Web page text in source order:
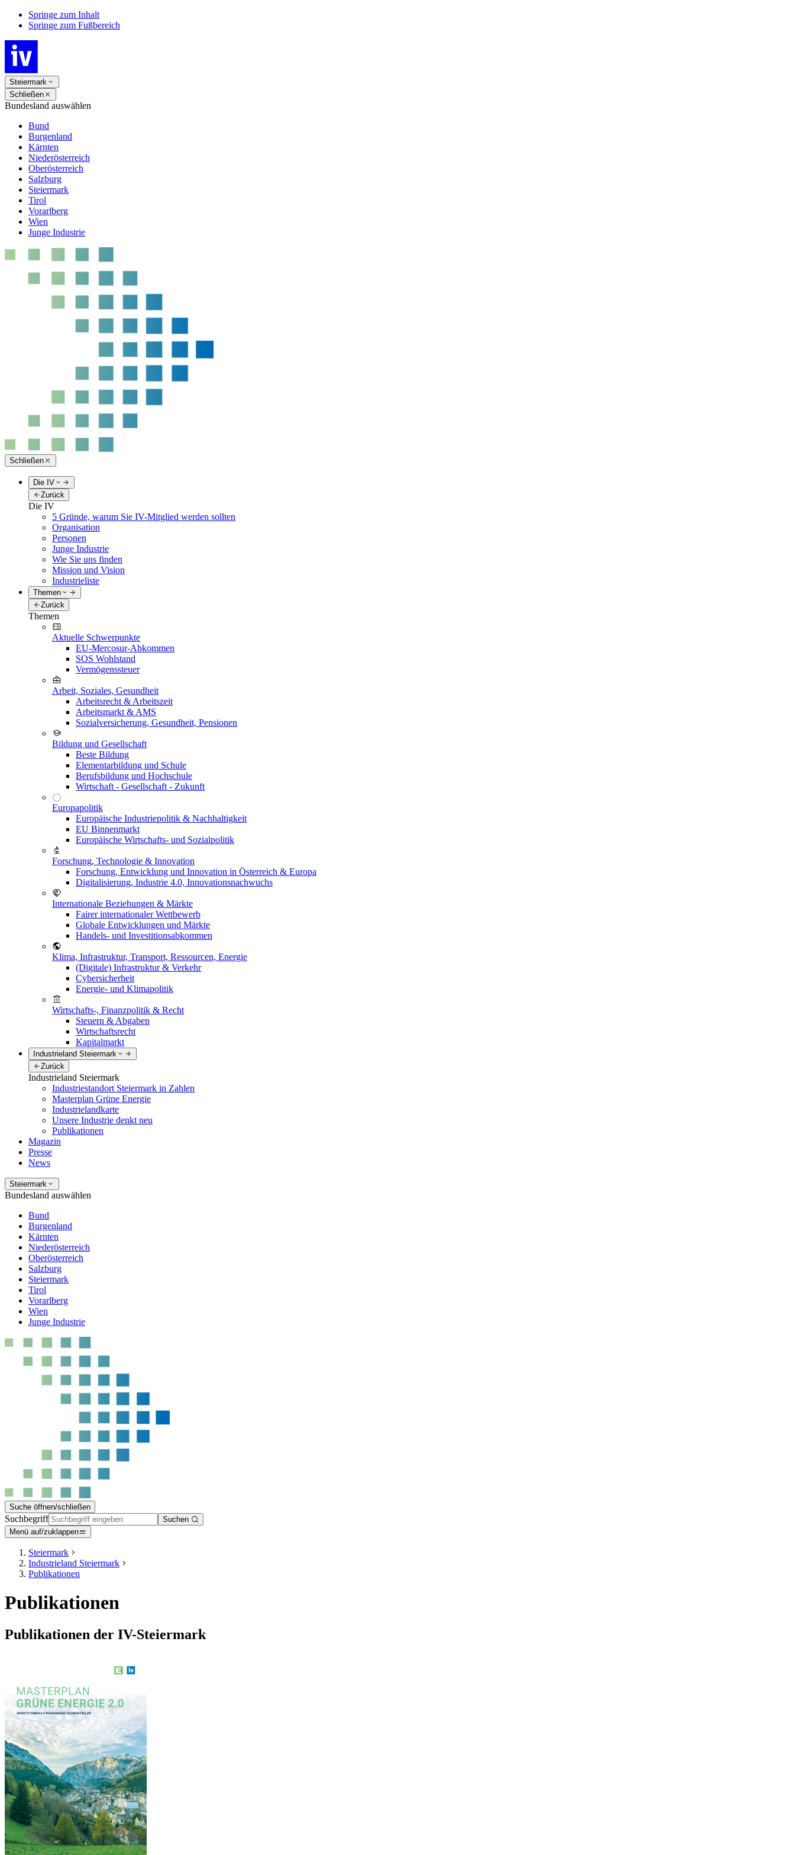
Springe zum Inhalt
Springe zum Fußbereich
Steiermark
Schließen
Bundesland auswählen
Bund
Burgenland
Kärnten
Niederösterreich
Oberösterreich
Salzburg
Steiermark
Tirol
Vorarlberg
Wien
Junge Industrie
Schließen
Die IV
Zurück
Die IV
5 Gründe, warum Sie IV-Mitglied werden sollten
Organisation
Personen
Junge Industrie
Wie Sie uns finden
Mission und Vision
Industrieliste
Themen
Zurück
Themen
Aktuelle Schwerpunkte
EU-Mercosur-Abkommen
SOS Wohlstand
Vermögenssteuer
Arbeit, Soziales, Gesundheit
Arbeitsrecht & Arbeitszeit
Arbeitsmarkt & AMS
Sozialversicherung, Gesundheit, Pensionen
Bildung und Gesellschaft
Beste Bildung
Elementarbildung und Schule
Berufsbildung und Hochschule
Wirtschaft - Gesellschaft - Zukunft
Europapolitik
Europäische Industriepolitik & Nachhaltigkeit
EU Binnenmarkt
Europäische Wirtschafts- und Sozialpolitik
Forschung, Technologie & Innovation
Forschung, Entwicklung und Innovation in Österreich & Europa
Digitalisierung, Industrie 4.0, Innovationsnachwuchs
Internationale Beziehungen & Märkte
Fairer internationaler Wettbewerb
Globale Entwicklungen und Märkte
Handels- und Investitionsabkommen
Klima, Infrastruktur, Transport, Ressourcen, Energie
(Digitale) Infrastruktur & Verkehr
Cybersicherheit
Energie- und Klimapolitik
Wirtschafts-, Finanzpolitik & Recht
Steuern & Abgaben
Wirtschaftsrecht
Kapitalmarkt
Industrieland Steiermark
Zurück
Industrieland Steiermark
Industriestandort Steiermark in Zahlen
Masterplan Grüne Energie
Industrielandkarte
Unsere Industrie denkt neu
Publikationen
Magazin
Presse
News
Steiermark
Bundesland auswählen
Bund
Burgenland
Kärnten
Niederösterreich
Oberösterreich
Salzburg
Steiermark
Tirol
Vorarlberg
Wien
Junge Industrie
Suche öffnen/schließen
Suchbegriff
Suchen
Menü auf/zuklappen
Steiermark
Industrieland Steiermark
Publikationen
Publikationen
Publikationen der IV-Steiermark